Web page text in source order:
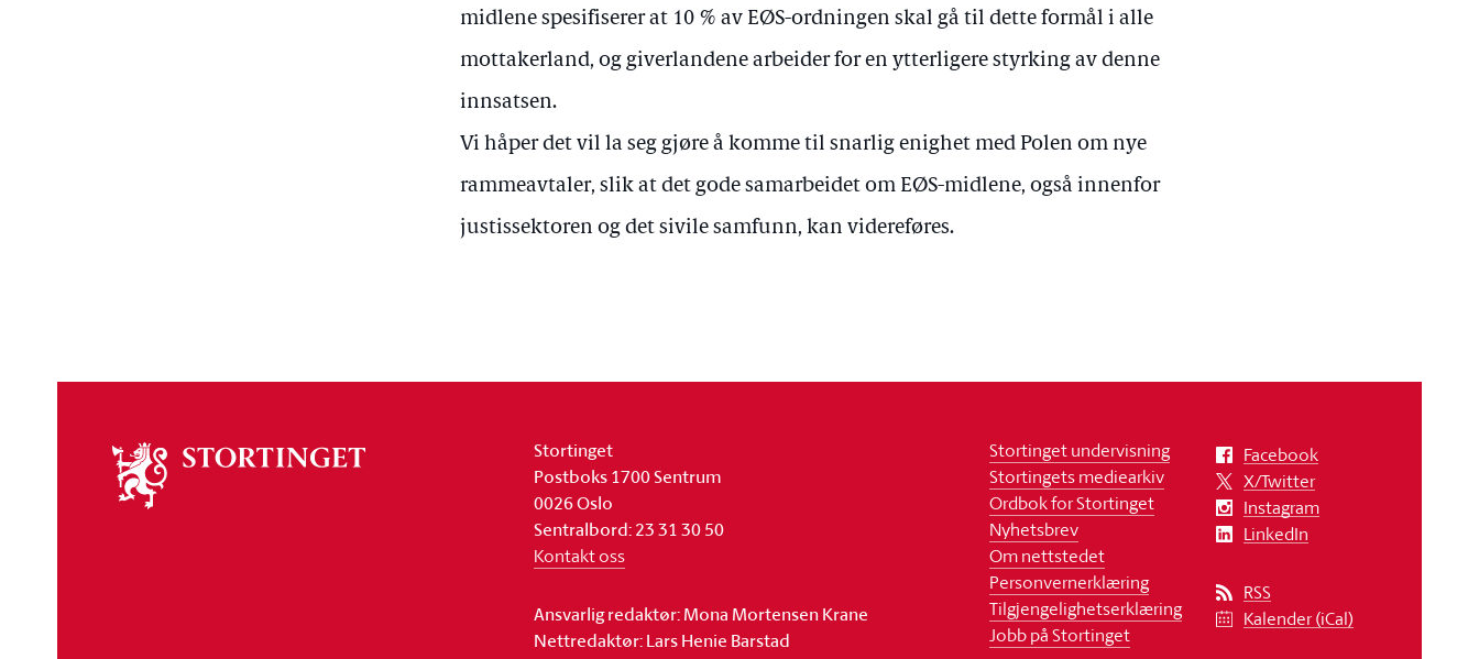
midlene spesifiserer at 10 % av EØS-ordningen skal gå til dette formål i alle
mottakerland, og giverlandene arbeider for en ytterligere styrking av denne
innsatsen.
Vi håper det vil la seg gjøre å komme til snarlig enighet med Polen om nye
rammeavtaler, slik at det gode samarbeidet om EØS-midlene, også innenfor
justissektoren og det sivile samfunn, kan videreføres.
stortinget
Stortinget
Postboks 1700 Sentrum
0026 Oslo
Sentralbord: 23 31 30 50
Kontakt oss
Ansvarlig redaktør: Mona Mortensen Krane
Nettredaktør: Lars Henie Barstad
Stortinget undervisning
Stortingets mediearkiv
Ordbok for Stortinget
Nyhetsbrev
Om nettstedet
Personvernerklæring
Tilgjengelighetserklæring
Jobb på Stortinget
Facebook
X/Twitter
Instagram
LinkedIn
RSS
Kalender (iCal)